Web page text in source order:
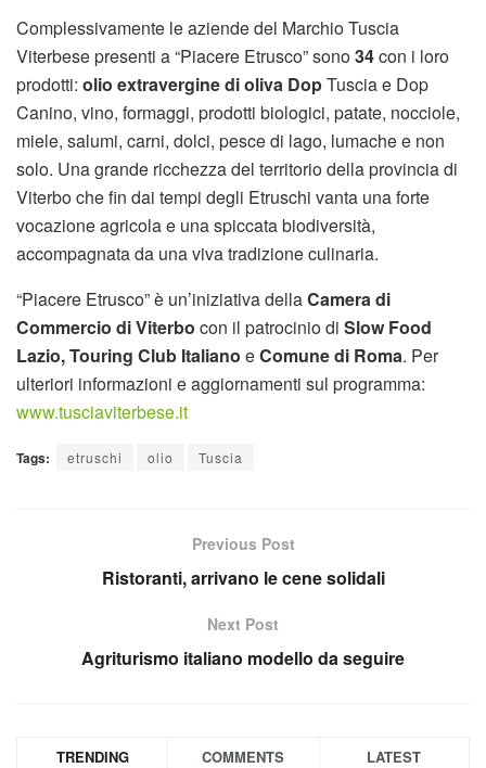
Complessivamente le aziende del Marchio Tuscia
Viterbese presenti a “Piacere Etrusco” sono34con i loro
prodotti: olio extravergine di oliva DopTuscia e Dop
Canino, vino, formaggi, prodotti biologici, patate, nocciole,
miele, salumi, carni, dolci, pesce di lago, lumache e non
solo. Una grande ricchezza del territorio della provincia di
Viterbo che fin dai tempi degli Etruschi vanta una forte
vocazione agricola e una spiccata biodiversità,
accompagnata da una viva tradizione culinaria.
“Piacere Etrusco” è un’iniziativa dellaCamera di
Commercio di Viterbo con il patrocinio di Slow Food
Lazio, Touring Club Italiano eComune di Roma. Per
ulteriori informazioni e aggiornamenti sul programma:
www.tusciaviterbese.it
Tags: etruschi olio Tuscia
Previous Post
Ristoranti, arrivano le cene solidali
Next Post
Agriturismo italiano modello da seguire
TRENDING COMMENTS LATEST